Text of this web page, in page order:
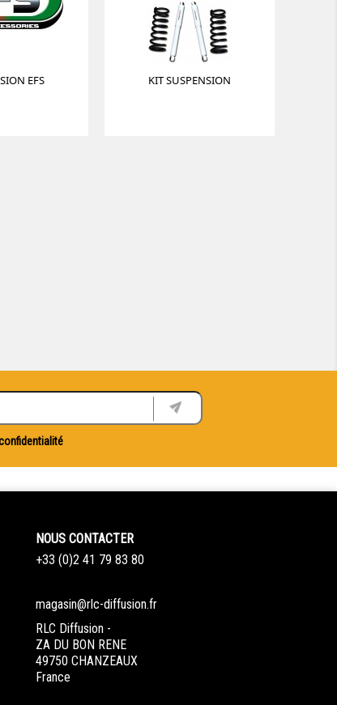
EFS KIT SUSPENSION
NOUS CONTACTER
+33 (0)2 41 79 83 80
magasin@rlc-diffusion.fr
RLC Diffusion -
ZA DU BON RENE
49750 CHANZEAUX
France